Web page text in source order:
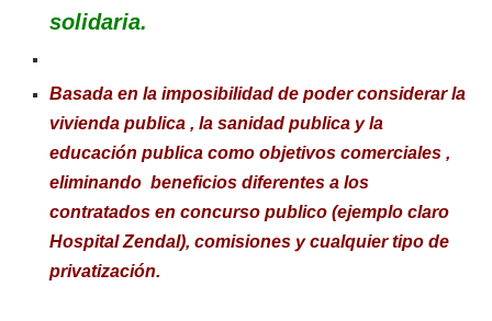
solidaria.
Basada en la imposibilidad de poder considerar la
vivienda publica , la sanidad publica y la
educación publica como objetivos comerciales ,
eliminando beneficios diferentes a los
contratados en concurso publico (ejemplo claro
Hospital Zendal), comisiones y cualquier tipo de
privatización.